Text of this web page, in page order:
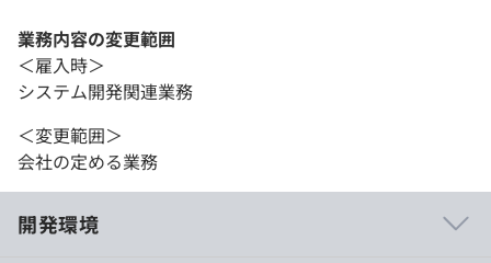
業務内容の変更範囲
＜雇入時＞
システム開発関連業務
＜変更範囲＞
会社の定める業務
開発環境